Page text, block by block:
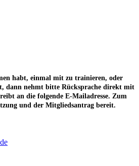
habt, einmal mit zu trainieren, oder
dann nehmt bitte Rücksprache direkt mit
an die folgende E-Mailadresse. Zum
und der Mitgliedsantrag bereit.